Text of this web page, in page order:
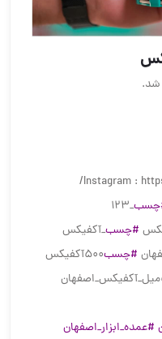
_123
#چسب_آکفیکس
#چسب500آکفیکس
#عمده_ابزار_اصفهان